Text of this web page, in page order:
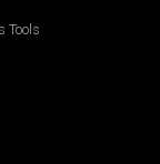
Tools